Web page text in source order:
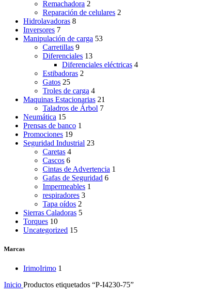
Remachadora 2
Reparación de celulares 2
Hidrolavadoras 8
Inversores 7
Manipulación de carga 53
Carretillas 9
Diferenciales 13
Diferenciales eléctricas 4
Estibadoras 2
Gatos 25
Troles de carga 4
Maquinas Estacionarias 21
Taladros de Árbol 7
Neumática 15
Prensas de banco 1
Promociones 19
Seguridad Industrial 23
Caretas 4
Cascos 6
Cintas de Advertencia 1
Gafas de Seguridad 6
Impermeables 1
respiradores 3
Tapa oídos 2
Sierras Caladoras 5
Torques 10
Uncategorized 15
Marcas
IrimoIrimo 1
Inicio Productos etiquetados “P-I4230-75”